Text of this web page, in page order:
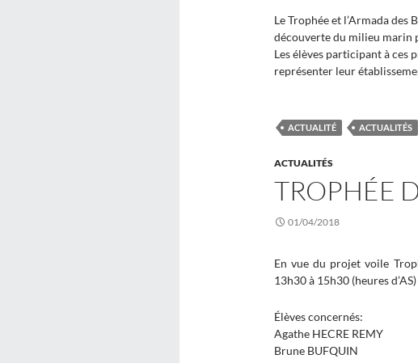
Le Trophée et l’Armada
découverte du milieu marin
Les élèves participant à
représenter leur
ACTUALITÉ ACTUALITÉS
ACTUALITÉS
TROPHÉE
01/04/2018
En vue du projet voile
13h30 à 15h30 (heures
Élèves concernés:
Agathe HECRE REMY
Brune BUFQUIN